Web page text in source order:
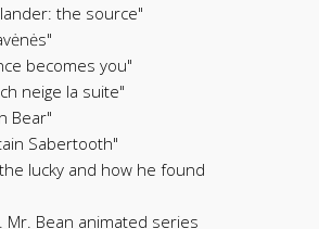
the source"
becomes you"
neige la suite"
Bear"
Sabertooth"
lucky and how he found
Mr. Bean animated series